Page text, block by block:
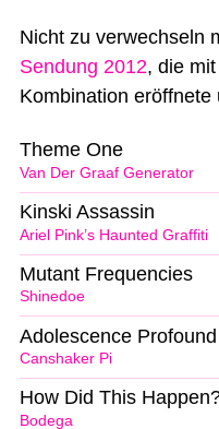
Nicht zu verwechseln
Sendung 2012, die
Kombination
Van Der Graaf Generator
Theme One
Ariel Pink’s Haunted Graffiti
Kinski Assassin
Shinedoe
Mutant Frequencies
Canshaker Pi
Adolescence Profound
Bodega
How Did This